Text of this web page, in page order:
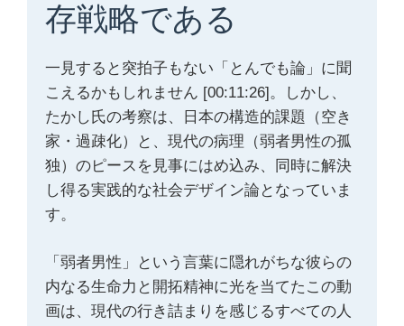
存戦略である
一見すると突拍子もない「とんでも論」に聞
こえるかもしれません [00:11:26]。しかし、
たかし氏の考察は、日本の構造的課題（空き
家・過疎化）と、現代の病理（弱者男性の孤
独）のピースを見事にはめ込み、同時に解決
し得る実践的な社会デザイン論となっていま
す。
「弱者男性」という言葉に隠れがちな彼らの
内なる生命力と開拓精神に光を当てたこの動
画は、現代の行き詰まりを感じるすべての人